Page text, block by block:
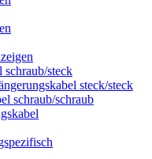
schraub/steck
steck/steck
schraub/schraub